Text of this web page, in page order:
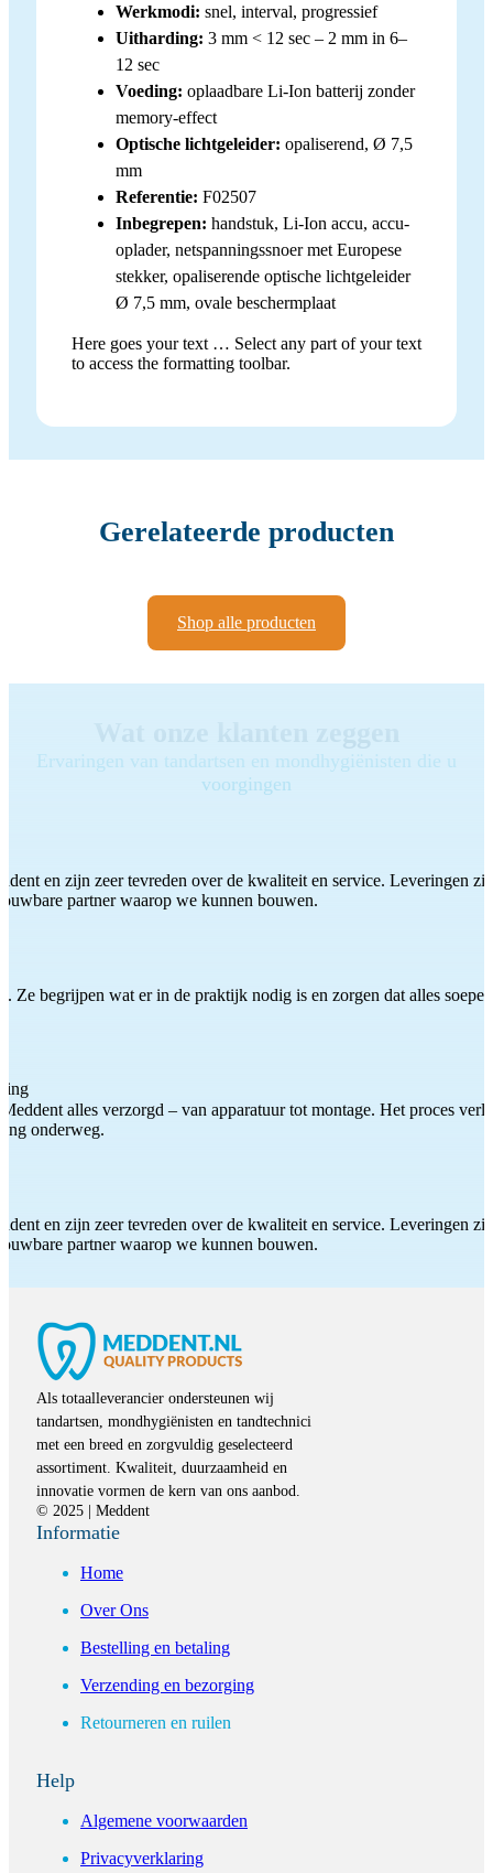
Werkmodi: snel, interval, progressief
Uitharding: 3 mm < 12 sec – 2 mm in 6–
12 sec
Voeding: oplaadbare Li-Ion batterij zonder
memory-effect
Optische lichtgeleider: opaliserend, Ø 7,5
mm
Referentie: F02507
Inbegrepen: handstuk, Li-Ion accu, accu-
oplader, netspanningssnoer met Europese
stekker, opaliserende optische lichtgeleider
Ø 7,5 mm, ovale beschermplaat
Here goes your text … Select any part of your text
to access the formatting toolbar.
Gerelateerde producten
Shop alle producten
Ervaringen van tandartsen en mondhygiënisten die u
voorgingen
en zijn zeer tevreden over de kwaliteit en service. Leveringen
partner waarop we kunnen bouwen.
Ze begrijpen wat er in de praktijk nodig is en zorgen dat alles
alles verzorgd – van apparatuur tot montage. Het proces
onderweg.
en zijn zeer tevreden over de kwaliteit en service. Leveringen
partner waarop we kunnen bouwen.
Als totaalleverancier ondersteunen wij
tandartsen, mondhygiënisten en tandtechnici
met een breed en zorgvuldig geselecteerd
assortiment. Kwaliteit, duurzaamheid en
innovatie vormen de kern van ons aanbod.
© 2025 | Meddent
Informatie
Home
Over Ons
Bestelling en betaling
Verzending en bezorging
Retourneren en ruilen
Help
Algemene voorwaarden
Privacyverklaring